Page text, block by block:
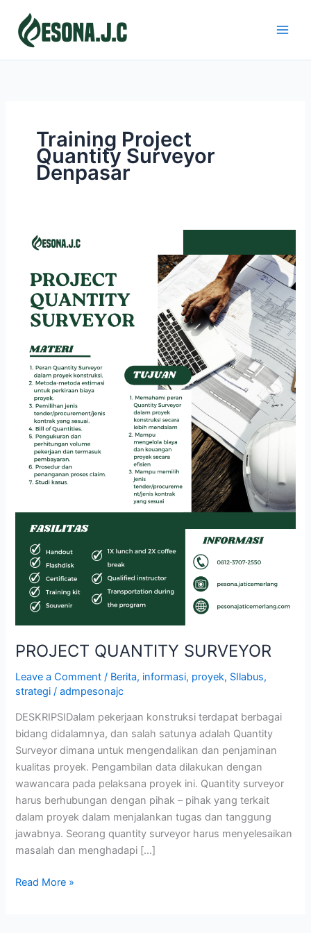
content
Training Project
Quantity Surveyor
Denpasar
PROJECT QUANTITY SURVEYOR
Leave a Comment / Berita, informasi, proyek, SIlabus,
strategi /admpesonajc
DESKRIPSIDalam pekerjaan konstruksi terdapat berbagai
bidang didalamnya, dan salah satunya adalah Quantity
Surveyor dimana untuk mengendalikan dan penjaminan
kualitas proyek. Pengambilan data dilakukan dengan
wawancara pada pelaksana proyek ini. Quantity surveyor
harus berhubungan dengan pihak – pihak yang terkait
dalam proyek dalam menjalankan tugas dan tanggung
jawabnya. Seorang quantity surveyor harus menyelesaikan
masalah dan menghadapi […]
PROJECT
QUANTITY
SURVEYOR
Read More »